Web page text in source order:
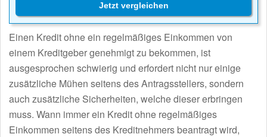
Jetzt vergleichen
Einen Kredit ohne ein regelmäßiges Einkommen von
einem Kreditgeber genehmigt zu bekommen, ist
ausgesprochen schwierig und erfordert nicht nur einige
zusätzliche Mühen seitens des Antragsstellers, sondern
auch zusätzliche Sicherheiten, welche dieser erbringen
muss. Wann immer ein Kredit ohne regelmäßiges
Einkommen seitens des Kreditnehmers beantragt wird,